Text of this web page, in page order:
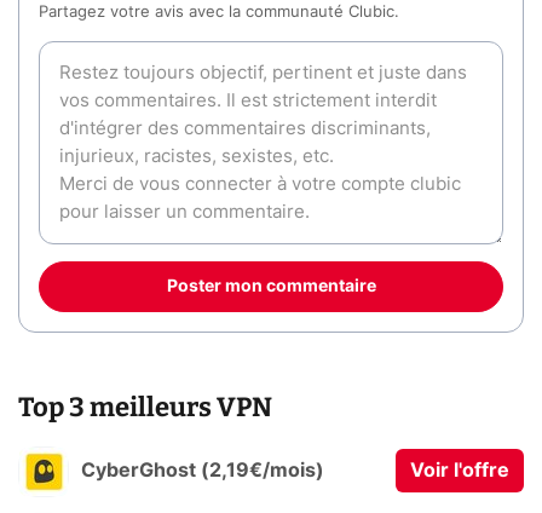
Partagez votre avis avec la communauté Clubic.
Poster mon commentaire
Top 3 meilleurs VPN
CyberGhost (2,19€/mois) Voir l'offre